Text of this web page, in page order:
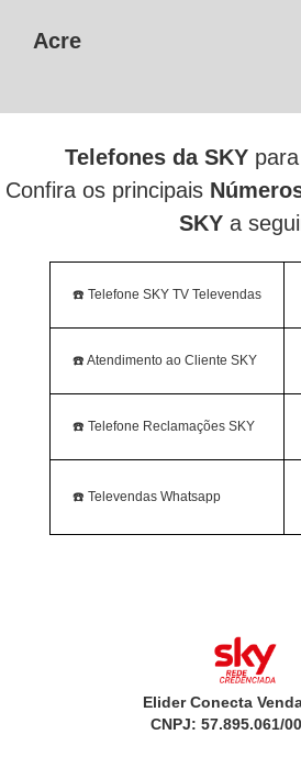
Acre
Telefones da SKY
Confira os principais
SKYa
☎️ Telefone SKY TV Televendas
☎️ Atendimento ao Cliente SKY
☎️ Telefone Reclamações SKY
☎️ Televendas Whatsapp
Elider Conecta
CNPJ: 57.895.061/